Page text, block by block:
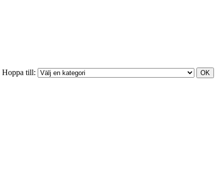
Hoppa till: